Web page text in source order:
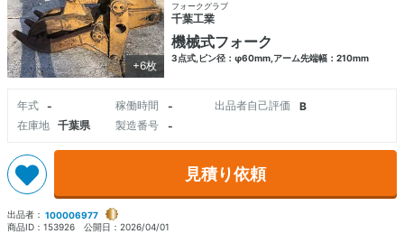
+6枚
フォークグラブ
千葉工業
機械式フォーク
3点式,ピン径：φ60mm,アーム先端幅：210mm
年式 - 稼働時間 - 出品者自己評価
B
在庫地
千葉県 製造番号 -
見積り依頼
出品者： 100006977
商品ID： 153926 公開日： 2026/04/01